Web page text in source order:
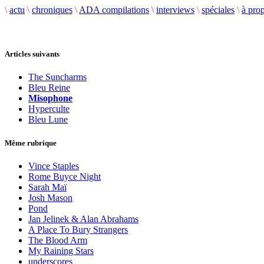
\ actu \ chroniques \ ADA compilations \ interviews \ spéciales \ à
Articles suivants
The Suncharms
Bleu Reine
Misophone
Hyperculte
Bleu Lune
Même rubrique
Vince Staples
Rome Buyce Night
Sarah Maï
Josh Mason
Pond
Jan Jelinek & Alan Abrahams
A Place To Bury Strangers
The Blood Arm
My Raining Stars
underscores